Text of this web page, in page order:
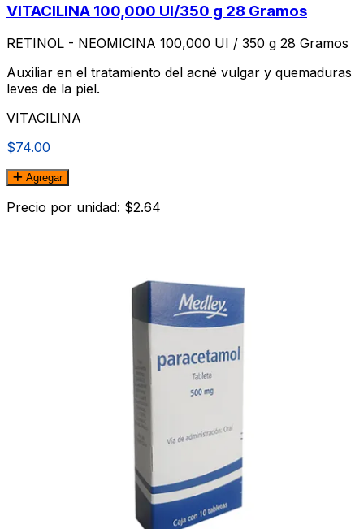
VITACILINA 100,000 UI/350 g 28 Gramos
RETINOL - NEOMICINA 100,000 UI / 350 g 28 Gramos
Auxiliar en el tratamiento del acné vulgar y quemaduras
leves de la piel.
VITACILINA
$74.00
Agregar
Precio por unidad: $2.64